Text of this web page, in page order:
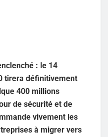
: le 14
tirera définitivement
400 millions
de sécurité et de
vivement les
à migrer vers